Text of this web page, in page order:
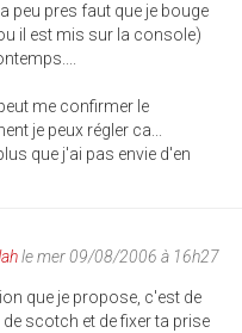
peu pres faut que je bouge
il est mis sur la console)
me confirmer le
je peux régler ca...
que j'ai pas envie d'en
le mer 09/08/2006 à 16h27
que je propose, c'est de
scotch et de fixer ta prise